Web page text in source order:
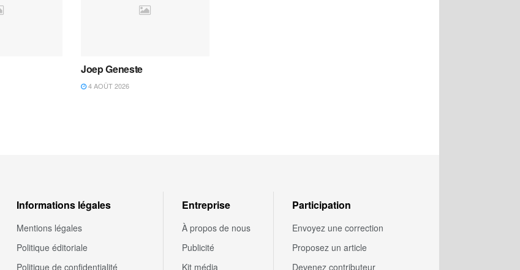
Joep Geneste
4 AOÛT 2026
Informations légales
Mentions légales
Politique éditoriale
Politique de confidentialité
Entreprise
À propos de nous
Publicité
Kit média
Participation
Envoyez une correction
Proposez un article
Devenez contributeur